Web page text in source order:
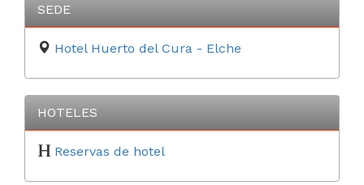
SEDE
Hotel Huerto del Cura - Elche
HOTELES
Reservas de hotel